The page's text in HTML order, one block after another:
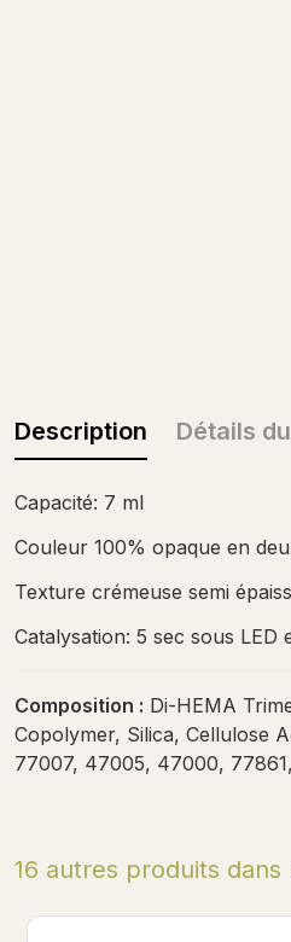
Description Détails
Capacité: 7 ml
Couleur 100% opaque en
Texture crémeuse semi
Catalysation: 5 sec sous LED
Composition : Di-HEMA
Copolymer, Silica, Cellulose
77007, 47005, 47000,
16 autres produits